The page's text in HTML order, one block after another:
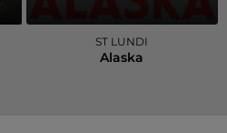
ST LUNDI
Alaska